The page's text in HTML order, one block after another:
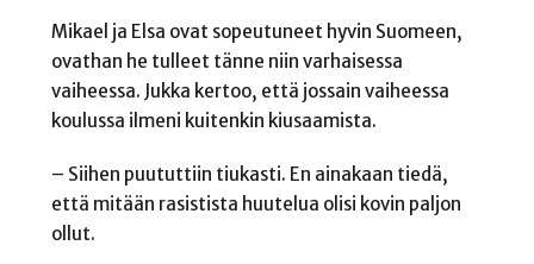
Mikael ja Elsa ovat sopeutuneet hyvin Suomeen,
ovathan he tulleet tänne niin varhaisessa
vaiheessa. Jukka kertoo, että jossain vaiheessa
koulussa ilmeni kuitenkin kiusaamista.
– Siihen puututtiin tiukasti. En ainakaan tiedä,
että mitään rasistista huutelua olisi kovin paljon
ollut.